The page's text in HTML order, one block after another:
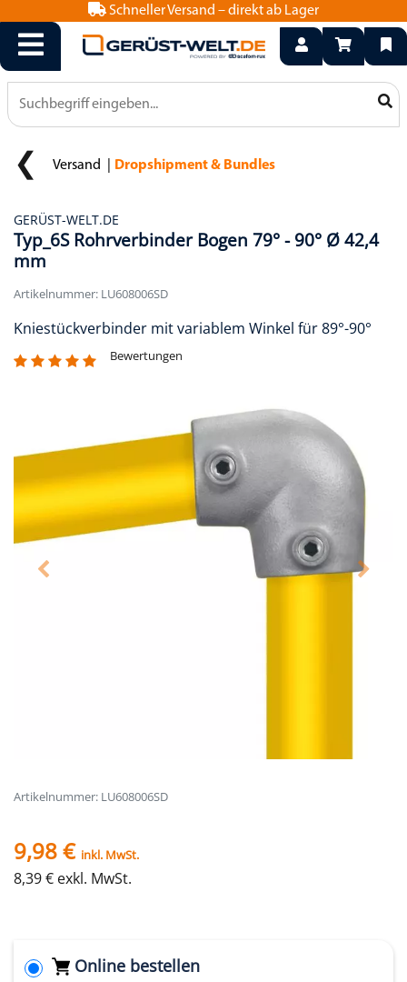
Schneller Versand – direkt ab Lager
0800 15 50 550
info@geruest-welt.de
Versand Dropshipment & Bundles
GERÜST-WELT.DE
Typ_6S Rohrverbinder Bogen 79° - 90° Ø 42,4
mm
Artikelnummer: LU608006SD
Kniestückverbinder mit variablem Winkel für 89°-90°
Bewertungen
Artikelnummer: LU608006SD
9,98 € inkl. MwSt.
8,39 € exkl. MwSt.
Online bestellen